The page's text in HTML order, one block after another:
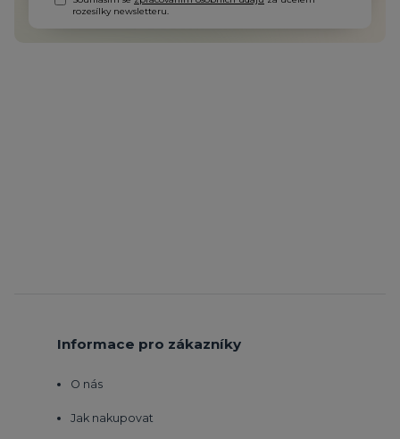
rozesílky newsletteru.
Informace pro zákazníky
O nás
Jak nakupovat